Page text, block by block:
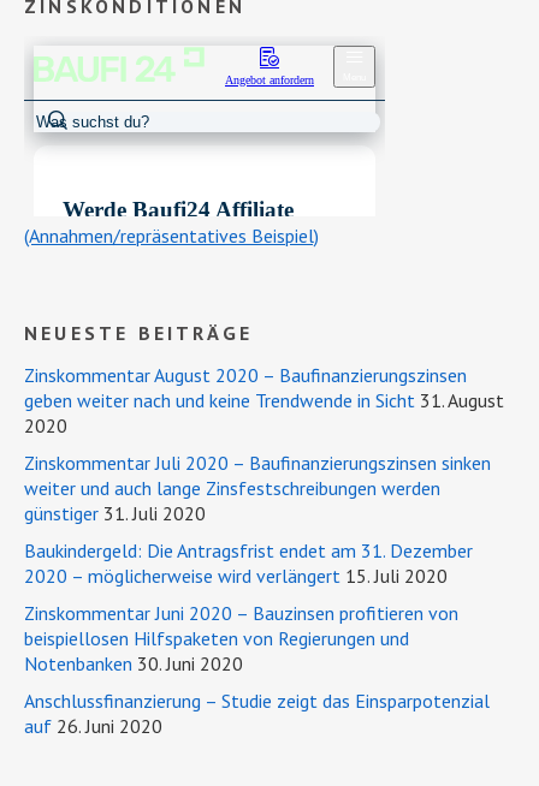
ZINSKONDITIONEN
(Annahmen/repräsentatives Beispiel)
NEUESTE BEITRÄGE
Zinskommentar August 2020 – Baufinanzierungszinsen
geben weiter nach und keine Trendwende in Sicht 31. August
2020
Zinskommentar Juli 2020 – Baufinanzierungszinsen sinken
weiter und auch lange Zinsfestschreibungen werden
günstiger 31. Juli 2020
Baukindergeld: Die Antragsfrist endet am 31. Dezember
2020 – möglicherweise wird verlängert 15. Juli 2020
Zinskommentar Juni 2020 – Bauzinsen profitieren von
beispiellosen Hilfspaketen von Regierungen und
Notenbanken 30. Juni 2020
Anschlussfinanzierung – Studie zeigt das Einsparpotenzial
auf 26. Juni 2020